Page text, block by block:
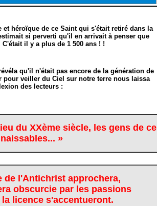
héroïque de ce Saint qui s'était retiré dans la
si perverti qu'il en arrivait à penser que
il y a plus de 1 500 ans ! !
qu'il n'était pas encore de la génération de
pour veiller du Ciel sur notre terre nous laissa
des lecteurs :
du XXème siècle, les gens de ce
»
de l'Antichrist approchera,
obscurcie par les passions
licence s'accentueront.